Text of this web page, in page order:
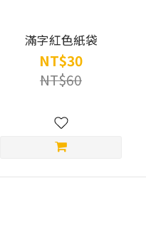
滿字紅色紙袋
NT$30
NT$60